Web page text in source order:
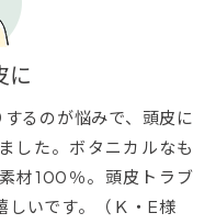
に
るのが悩みで、頭皮に
した。ボタニカルなも
材100％。頭皮トラブ
しいです。（Ｋ・E様